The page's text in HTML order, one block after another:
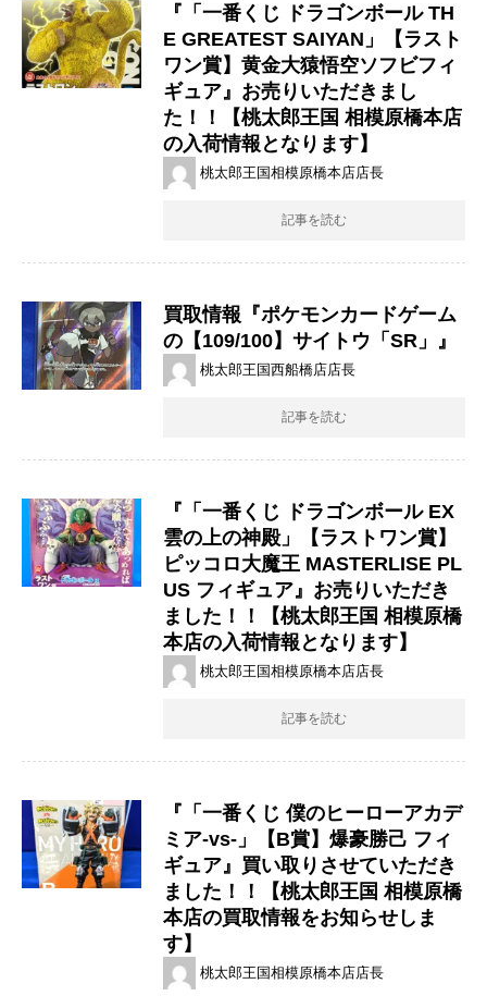
『「一番くじ ドラゴンボール TH
E GREATEST SAIYAN」【ラスト
ワン賞】黄金大猿悟空ソフビフィ
ギュア』お売りいただきまし
た！！【桃太郎王国 相模原橋本店
の入荷情報となります】
桃太郎王国相模原橋本店店長
記事を読む
買取情報『ポケモンカードゲーム
の【109/100】サイトウ「SR」』
桃太郎王国西船橋店店長
記事を読む
『「一番くじ ドラゴンボール EX
雲の上の神殿」【ラストワン賞】
ピッコロ大魔王 MASTERLISE PL
US フィギュア』お売りいただき
ました！！【桃太郎王国 相模原橋
本店の入荷情報となります】
桃太郎王国相模原橋本店店長
記事を読む
『「一番くじ ​僕のヒーローアカデ
ミア-vs-」【B賞】爆豪勝己 フィ
ギュア』買い取りさせていただき
ました！！【桃太郎王国 相模原橋
本店の買取情報をお知らせしま
す】
桃太郎王国相模原橋本店店長